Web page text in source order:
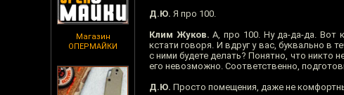
Магазин
ОПЕРМАЙКИ
Д.Ю. Я про 100.
Клим Жуков. А, про 100. Ну да-да-да. Вот
кстати говоря. И вдруг у вас, буквально в
с ними будете делать? Понятно, что никто
его невозможно. Соответственно,
Д.Ю. Просто помещения, даже не